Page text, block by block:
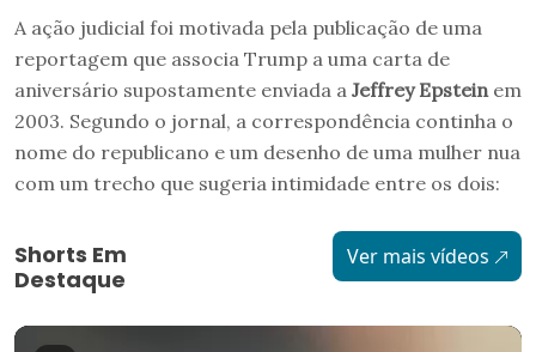
A ação judicial foi motivada pela publicação de uma
reportagem que associa Trump a uma carta de
aniversário supostamente enviada a Jeffrey Epstein em
2003. Segundo o jornal, a correspondência continha o
nome do republicano e um desenho de uma mulher nua
com um trecho que sugeria intimidade entre os dois:
Shorts Em
Destaque
Ver mais vídeos